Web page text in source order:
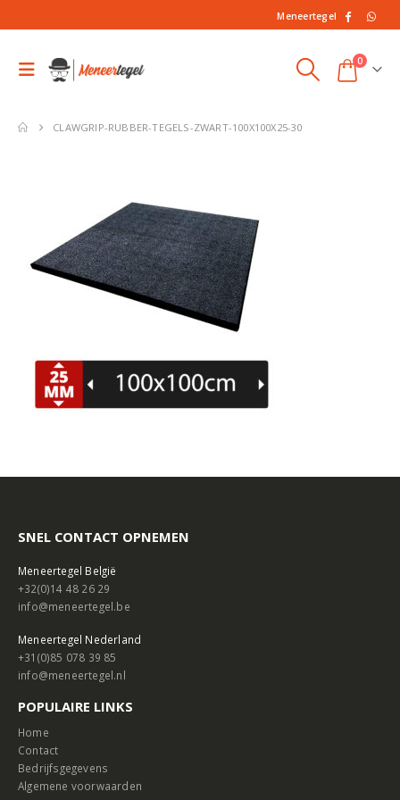
Meneertegel
0
CLAWGRIP-RUBBER-TEGELS-ZWART-100X100X25-30
SNEL CONTACT OPNEMEN
Meneertegel België
+32(0)14 48 26 29
info@meneertegel.be
Meneertegel Nederland
+31(0)85 078 39 85
info@meneertegel.nl
POPULAIRE LINKS
Home
Contact
Bedrijfsgegevens
Algemene voorwaarden